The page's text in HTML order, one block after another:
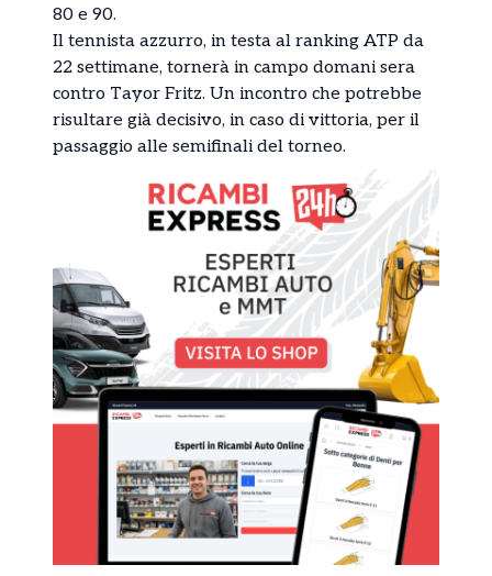
80 e 90.
Il tennista azzurro, in testa al ranking ATP da
22 settimane, tornerà in campo domani sera
contro Tayor Fritz. Un incontro che potrebbe
risultare già decisivo, in caso di vittoria, per il
passaggio alle semifinali del torneo.